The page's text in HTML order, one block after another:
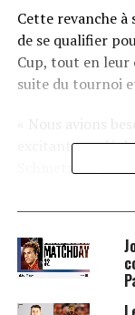
Cette revanche à
de se qualifier
Cup, tout en
suite du tournoi
« Nous avions
excitant », a
Schmetzer
« J’espère que
ceux qui
du plaisir. C’était
donner
des moments de